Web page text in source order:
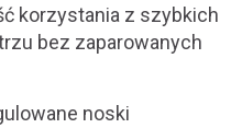
korzystania z szybkich
bez zaparowanych
noski